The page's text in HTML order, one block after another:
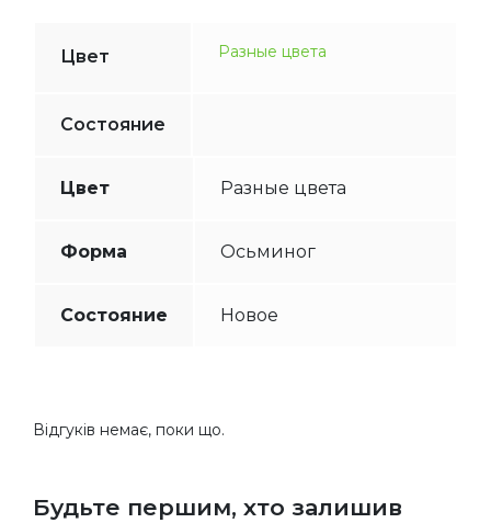
Цвет Разные цвета
Состояние
Цвет Разные цвета
Форма Осьминог
Состояние Новое
Відгуків немає, поки що.
Будьте першим, хто залишив